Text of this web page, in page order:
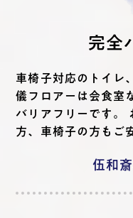
完全
車椅子対応のトイレ
儀フロアーは会食室
バリアフリーです。
方、車椅子の方もご
伍和